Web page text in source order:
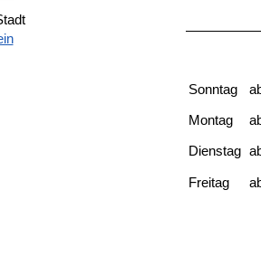
Sonntag
Montag
Dienstag
Freitag